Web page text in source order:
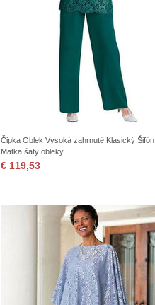
Čipka Oblek Vysoká zahrnuté Klasický Šifón
Matka šaty obleky
€ 119,53